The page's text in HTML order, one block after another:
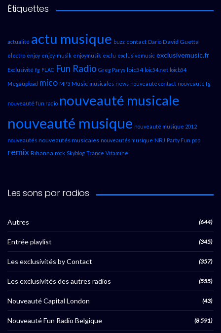
Étiquettes
actualité actu musique buzz contact Dario David Guetta
electro enjoy enjoy-musik enjoymusik exclu exclusivemusic exclusivemusic.fr
Exclusivité fg FLAC Fun Radio Greg Parys loic54 loic54.net loicb54
Megaupload mico MP3 Music musicales news nouveauté contact nouveauté fg
nouveauté fun radio nouveauté musicale
nouveauté musique nouveauté musique 2012
nouveautés nouveautés musicales nouveautés musique NRJ Party Fun pop
remix Rihanna rock Skyblog Trance Vitamine
Les sons par radios
Autres (644)
Entrée playlist (345)
Les exclusivités by Contact (357)
Les exclusivités des autres radios (555)
Nouveauté Capital London (43)
Nouveauté Fun Radio Belgique (8 591)